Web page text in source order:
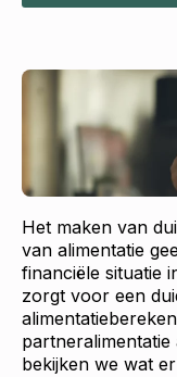
Het maken van
van alimentatie
financiële situatie
zorgt voor een
partneralimentatie
bekijken we wat